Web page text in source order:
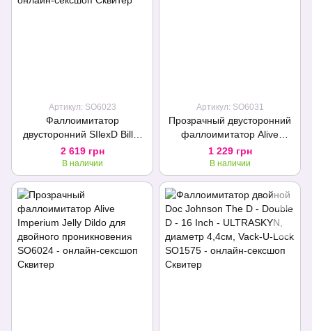
Артикул: SO6023
Фаллоимитатор
двусторонний SIlexD Billy-
Joe Double Dong S Flesh,
двухслойный,
силикон+Silexpan
2 619 грн
В наличии
Артикул: SO6031
Прозрачный двусторонний
фаллоимитатор Alive
Supreme Jelly Dildo
1 229 грн
В наличии